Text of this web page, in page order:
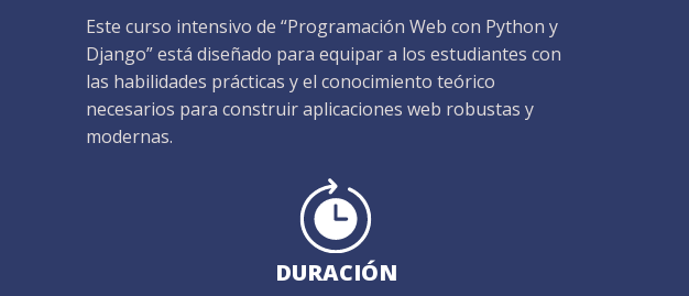
Este curso intensivo de “Programación Web con Python y
Django” está diseñado para equipar a los estudiantes con
las habilidades prácticas y el conocimiento teórico
necesarios para construir aplicaciones web robustas y
modernas.
DURACIÓN